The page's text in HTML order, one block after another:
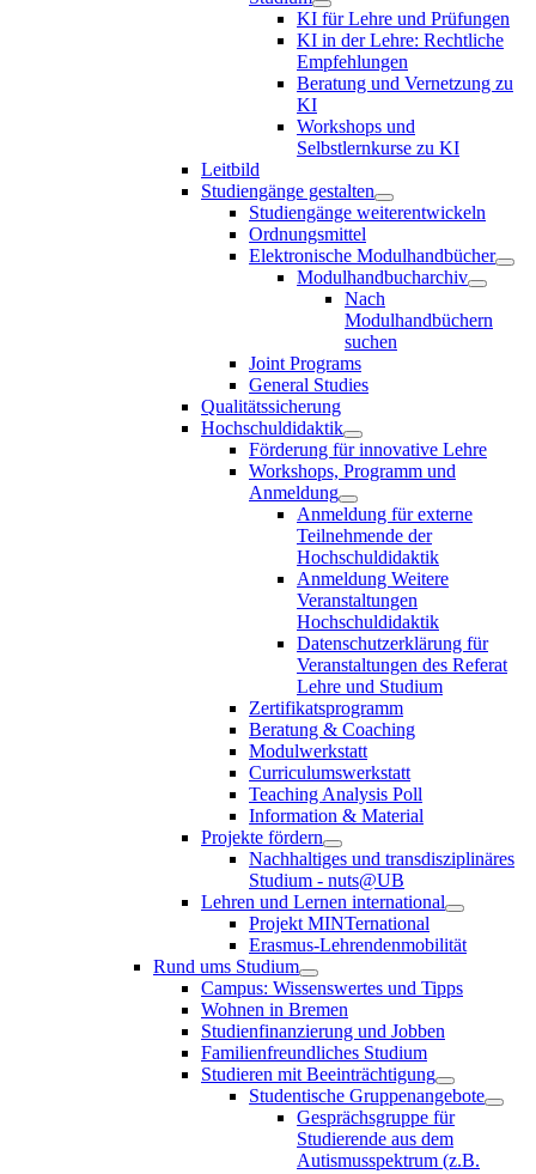
KI für Lehre und Prüfungen
KI in der Lehre: Rechtliche
Empfehlungen
Beratung und Vernetzung zu
KI
Workshops und
Selbstlernkurse zu KI
Leitbild
Studiengänge gestalten
Studiengänge weiterentwickeln
Ordnungsmittel
Elektronische Modulhandbücher
Modulhandbucharchiv
Nach
Modulhandbüchern
suchen
Joint Programs
General Studies
Qualitätssicherung
Hochschuldidaktik
Förderung für innovative Lehre
Workshops, Programm und
Anmeldung
Anmeldung für externe
Teilnehmende der
Hochschuldidaktik
Anmeldung Weitere
Veranstaltungen
Hochschuldidaktik
Datenschutzerklärung für
Veranstaltungen des Referat
Lehre und Studium
Zertifikatsprogramm
Beratung & Coaching
Modulwerkstatt
Curriculumswerkstatt
Teaching Analysis Poll
Information & Material
Projekte fördern
Nachhaltiges und transdisziplinäres
Studium - nuts@UB
Lehren und Lernen international
Projekt MINTernational
Erasmus-Lehrendenmobilität
Rund ums Studium
Campus: Wissenswertes und Tipps
Wohnen in Bremen
Studienfinanzierung und Jobben
Familienfreundliches Studium
Studieren mit Beeinträchtigung
Studentische Gruppenangebote
Gesprächsgruppe für
Studierende aus dem
Autismusspektrum (z.B.